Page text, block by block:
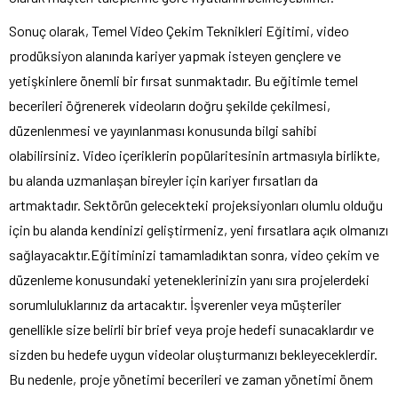
Sonuç olarak, Temel Video Çekim Teknikleri Eğitimi, video
prodüksiyon alanında kariyer yapmak isteyen gençlere ve
yetişkinlere önemli bir fırsat sunmaktadır. Bu eğitimle temel
becerileri öğrenerek videoların doğru şekilde çekilmesi,
düzenlenmesi ve yayınlanması konusunda bilgi sahibi
olabilirsiniz. Video içeriklerin popülaritesinin artmasıyla birlikte,
bu alanda uzmanlaşan bireyler için kariyer fırsatları da
artmaktadır. Sektörün gelecekteki projeksiyonları olumlu olduğu
için bu alanda kendinizi geliştirmeniz, yeni fırsatlara açık olmanızı
sağlayacaktır.Eğitiminizi tamamladıktan sonra, video çekim ve
düzenleme konusundaki yeteneklerinizin yanı sıra projelerdeki
sorumluluklarınız da artacaktır. İşverenler veya müşteriler
genellikle size belirli bir brief veya proje hedefi sunacaklardır ve
sizden bu hedefe uygun videolar oluşturmanızı bekleyeceklerdir.
Bu nedenle, proje yönetimi becerileri ve zaman yönetimi önem